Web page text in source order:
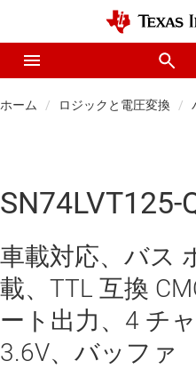
ホーム ロジックと電圧変換
SN74LVT125-
車載対応、バス
載、TTL 互換
ート出力、4 チ
3.6V、バッファ